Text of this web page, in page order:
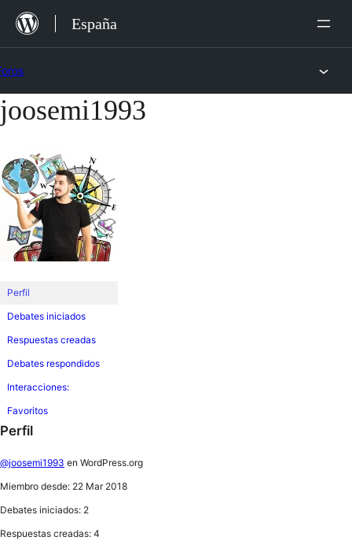
Saltar
España
Saltar
al
contenido
joosemi1993
Perfil
Debates iniciados
Respuestas creadas
Debates respondidos
Interacciones:
Favoritos
Perfil
@joosemi1993 en WordPress.org
Miembro desde: 22 Mar 2018
Debates iniciados: 2
Respuestas creadas: 4